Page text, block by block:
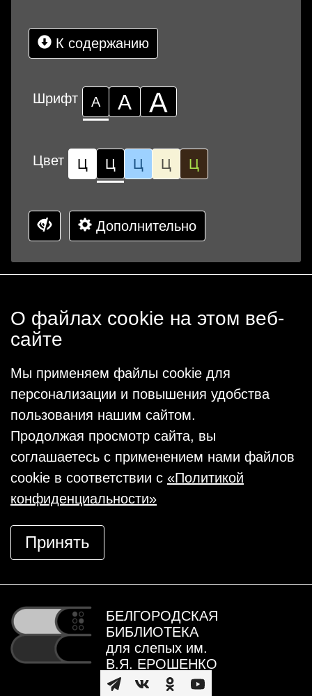
К содержанию
Шрифт А А А
Цвет Ц Ц Ц Ц Ц
Дополнительно
О файлах cookie на этом веб-
сайте
Мы применяем файлы cookie для
персонализации и повышения удобства
пользования нашим сайтом.
Продолжая просмотр сайта, вы
соглашаетесь с применением нами файлов
cookie в соответствии с «Политикой
конфиденциальности»
Принять
БЕЛГОРОДСКАЯ
БИБЛИОТЕКА
для слепых им.
В.Я. ЕРОШЕНКО